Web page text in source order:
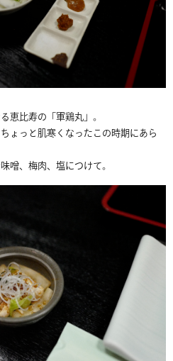
恵比寿の「軍鶏丸」。
ょっと肌寒くなったこの時期にあら
噌、梅肉、塩につけて。